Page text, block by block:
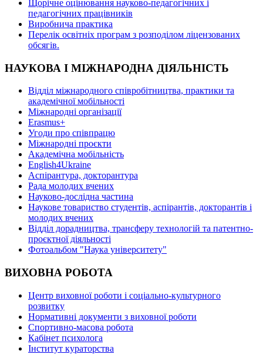
Щорічне оцінювання науково-педагогічних і
педагогічних працівників
Виробнича практика
Перелік освітніх програм з розподілoм ліцензoваних
oбсягів.
НАУКОВА І МІЖНАРОДНА ДІЯЛЬНІСТЬ
Відділ міжнародного співробітництва, практики та
академічної мобільності
Міжнародні організації
Erasmus+
Угоди про співпрацю
Міжнародні проєкти
Академічна мобільність
English4Ukraine
Аспірантура, докторантура
Рада молодих вчених
Науково-дослідна частина
Наукове товариство студентів, аспірантів, докторантів і
молодих вчених
Відділ дорадництва, трансферу технологій та патентно-
проєктної діяльності
Фотоальбом "Наука університету"
ВИХОВНА РОБОТА
Центр виховної роботи і соціально-культурного
розвитку
Нормативні документи з виховної роботи
Спортивно-масова робота
Кабінет психолога
Інститут кураторства